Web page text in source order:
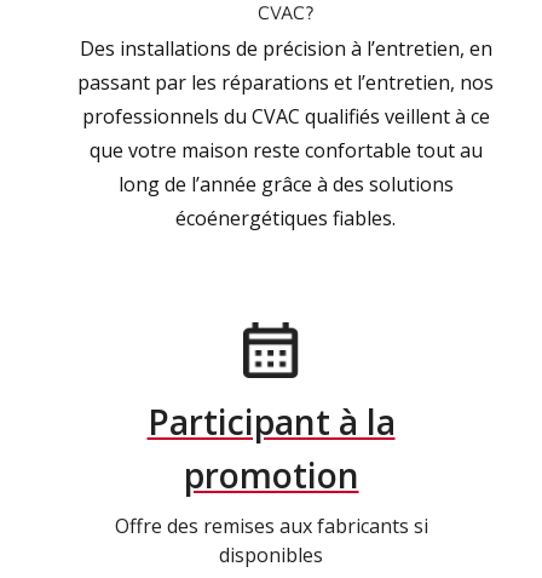
CVAC?
Des installations de précision à l’entretien, en
passant par les réparations et l’entretien, nos
professionnels du CVAC qualifiés veillent à ce
que votre maison reste confortable tout au
long de l’année grâce à des solutions
écoénergétiques fiables.
Participant à la
promotion
Offre des remises aux fabricants si
disponibles